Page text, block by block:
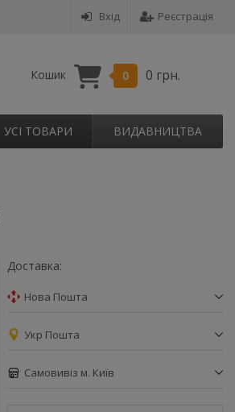
Вхід Реєстрація
Кошик 0 0 грн.
УСІ ТОВАРИ ВИДАВНИЦТВА
Доставка:
Нова Пошта
Укр Пошта
Самовивіз м. Київ